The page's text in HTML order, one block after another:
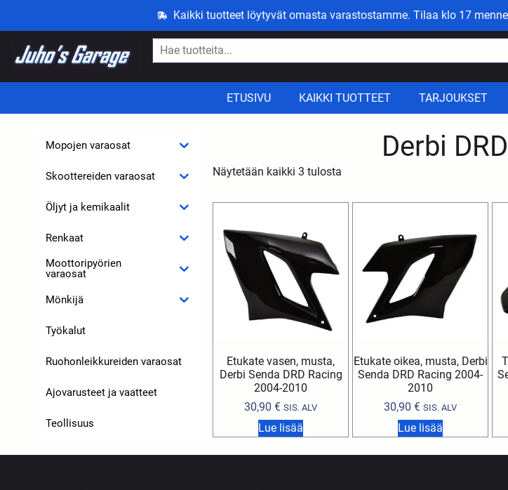
Kaikki tuotteet löytyvät omasta varastostamme. Tilaa klo 17
ETUSIVU KAIKKI TUOTTEET TARJOUKSET
Mopojen varaosat
Skoottereiden varaosat
Öljyt ja kemikaalit
Renkaat
Moottoripyörien
varaosat
Mönkijä
Työkalut
Ruohonleikkureiden varaosat
Ajovarusteet ja vaatteet
Teollisuus
Derbi
Näytetään kaikki 3 tulosta
Etukate vasen, musta,
Derbi Senda DRD Racing
2004-2010
30,90€ SIS. ALV
Lue lisää
Etukate oikea, musta, Derbi
Senda DRD Racing 2004-
2010
30,90€ SIS. ALV
Lue lisää